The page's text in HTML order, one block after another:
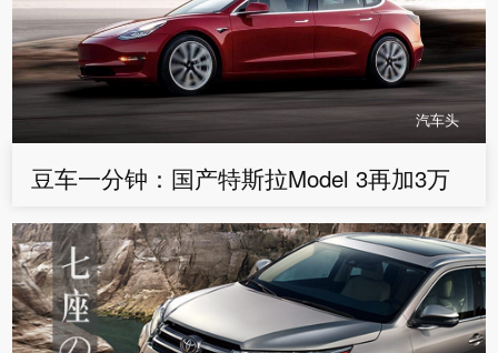
汽车头
豆车一分钟：国产特斯拉Model 3再加3万